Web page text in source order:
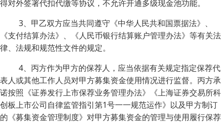
得对外签署代扣代缴等协议，不允许开通多级现金池功能。
3、甲乙双方应当共同遵守《中华人民共和国票据法》、
《支付结算办法》、《人民币银行结算账户管理办法》等有关法
律、法规和规范性文件的规定。
4、丙方作为甲方的保荐人，应当依据有关规定指定保荐代
表人或其他工作人员对甲方募集资金使用情况进行监督。丙方承
诺按照《证券发行上市保荐业务管理办法》《上海证券交易所科
创板上市公司自律监管指引第1号一一规范运作》以及甲方制订
的《募集资金管理制度》对甲方募集资金的管理与使用履行保荐